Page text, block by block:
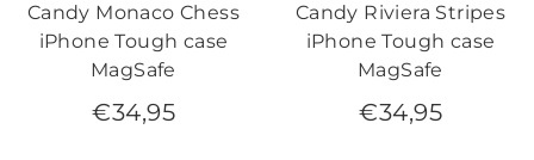
Candy Monaco Chess
iPhone Tough case
MagSafe
€34,95
Candy Riviera Stripes
iPhone Tough case
MagSafe
€34,95